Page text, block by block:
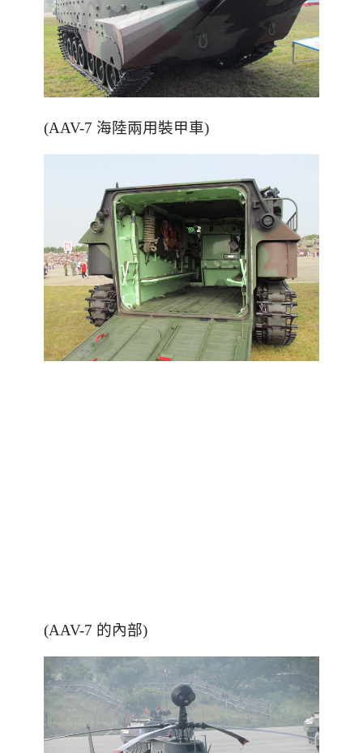
(AAV-7 海陸兩用裝甲車)
(AAV-7 的內部)